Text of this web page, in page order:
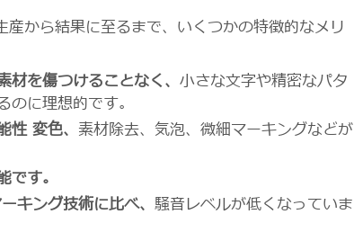
産から結果に至るまで、いくつかの特徴的なメリ
を傷つけることなく、 小さな文字や精密なパタ
のに理想的です。
性 変色、 素材除去、気泡、微細マーキングなどが
です。
キング技術に比べ、 騒音レベルが低くなっていま